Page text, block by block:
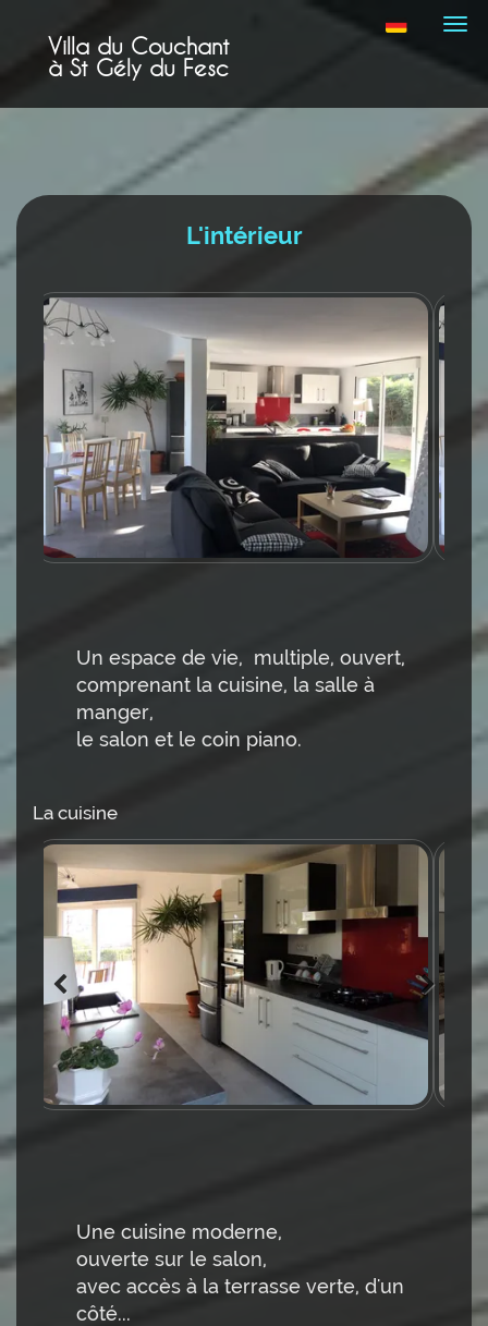
Villa du Couchant
à St Gély du Fesc
L'intérieur
Un espace de vie, multiple, ouvert,
comprenant la cuisine, la salle à
manger,
le salon et le coin piano.
La cuisine
Une cuisine moderne,
ouverte sur le salon,
avec accès à la terrasse verte, d'un
côté...